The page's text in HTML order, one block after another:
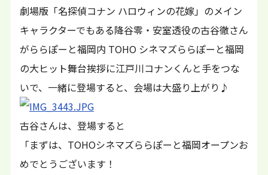
劇場版「名探偵コナン ハロウィンの花嫁」のメイン
キャラクターでもある降谷零・安室透役の古谷徹さん
がららぽーと福岡内 TOHO シネマズららぽーと福岡
の大ヒット舞台挨拶に江戸川コナンくんと手をつな
いで、一緒に登場すると、会場は大盛り上がり♪
古谷さんは、登場すると
「まずは、TOHOシネマズららぽーと福岡オープンお
めでとうございます！